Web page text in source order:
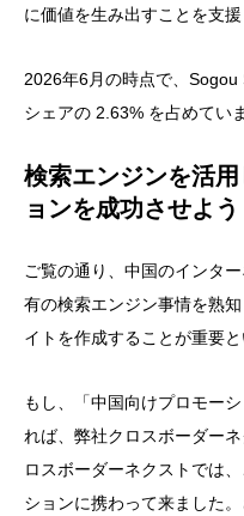
に価値を生み出すことを支援
2026年6月の時点で、Sogou
シェアの 2.63% を占めてい
検索エンジンを活
ョンを成功させよう
ご覧の通り、中国のインタ
有の検索エンジン事情を熟
イトを作成することが重要と
もし、「中国向けプロモー
れば、弊社クロスボーダー
ロスボーダーネクストでは
ションに携わって来ました